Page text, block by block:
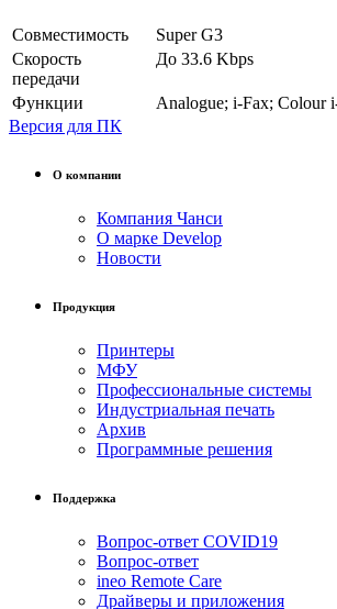
Совместимость
Super G3
Скорость
передачи
До 33.6 Kbps
Функции
Analogue; i-Fax; Colour
Версия для ПК
О компании
Компания Чанси
О марке Develop
Новости
Продукция
Принтеры
МФУ
Профессиональные системы
Индустриальная печать
Архив
Программные решения
Поддержка
Вопрос-ответ COVID19
Вопрос-ответ
ineo Remote Care
Драйверы и приложения